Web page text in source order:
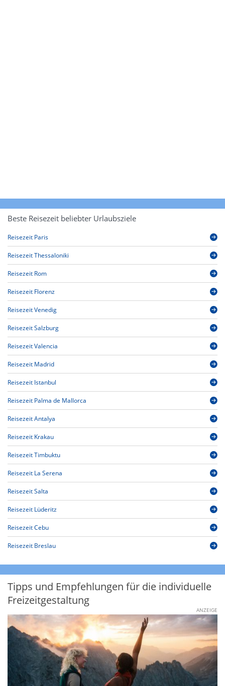
Beste Reisezeit beliebter Urlaubsziele
Reisezeit Paris
Reisezeit Thessaloniki
Reisezeit Rom
Reisezeit Florenz
Reisezeit Venedig
Reisezeit Salzburg
Reisezeit Valencia
Reisezeit Madrid
Reisezeit Istanbul
Reisezeit Palma de Mallorca
Reisezeit Antalya
Reisezeit Krakau
Reisezeit Timbuktu
Reisezeit La Serena
Reisezeit Salta
Reisezeit Lüderitz
Reisezeit Cebu
Reisezeit Breslau
Tipps und Empfehlungen für die individuelle
Freizeitgestaltung
ANZEIGE